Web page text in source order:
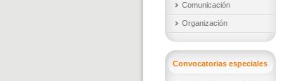
Comunicación
Organización
Convocatorias especiales